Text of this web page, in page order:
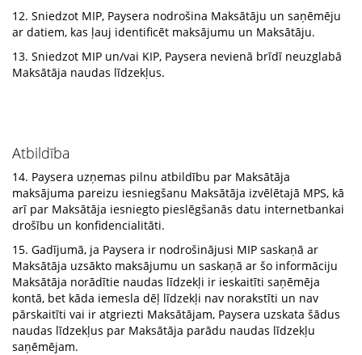
12. Sniedzot MIP, Paysera nodrošina Maksātāju un saņēmēju
ar datiem, kas ļauj identificēt maksājumu un Maksātāju.
13. Sniedzot MIP un/vai KIP, Paysera nevienā brīdī neuzglabā
Maksātāja naudas līdzekļus.
Atbildība
14. Paysera uzņemas pilnu atbildību par Maksātāja
maksājuma pareizu iesniegšanu Maksātāja izvēlētajā MPS, kā
arī par Maksātāja iesniegto pieslēgšanās datu internetbankai
drošību un konfidencialitāti.
15. Gadījumā, ja Paysera ir nodrošinājusi MIP saskaņā ar
Maksātāja uzsākto maksājumu un saskaņā ar šo informāciju
Maksātāja norādītie naudas līdzekļi ir ieskaitīti saņēmēja
kontā, bet kāda iemesla dēļ līdzekļi nav norakstīti un nav
pārskaitīti vai ir atgriezti Maksātājam, Paysera uzskata šādus
naudas līdzekļus par Maksātāja parādu naudas līdzekļu
saņēmējam.